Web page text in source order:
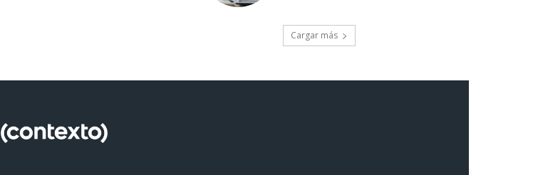
Cargar más